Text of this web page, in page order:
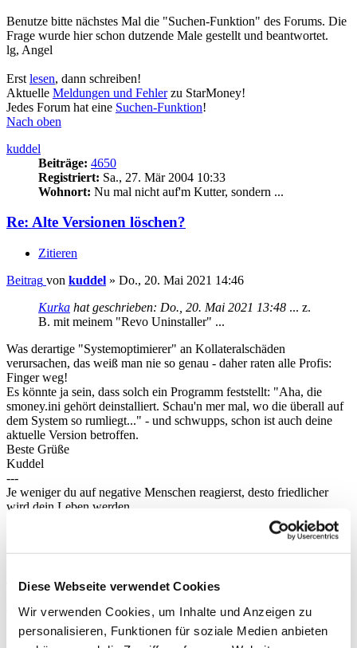
Diese Webseite verwendet Cookies
Wir verwenden Cookies, um Inhalte und Anzeigen zu
personalisieren, Funktionen für soziale Medien anbieten
Benutze bitte nächstes Mal die "Suchen-Funktion" des Forums. Die
Frage wurde hier schon dutzende Male gestellt und beantwortet.
lg, Angel
Erst lesen, dann schreiben!
Aktuelle Meldungen und Fehlerzu StarMoney!
Jedes Forum hat eine Suchen-Funktion!
Nach oben
kuddel
Beiträge: 4650
Registriert: Sa., 27. Mär 2004 10:33
Wohnort: Nu mal nicht auf'm Kutter, sondern ...
Re: Alte Versionen löschen?
Zitieren
Beitrag von kuddel » Do., 20. Mai 2021 14:46
Kurka hat geschrieben: Do., 20. Mai 2021 13:48 ... z.
B. mit meinem "Revo Uninstaller" ...
Was derartige "Systemoptimierer" an Kollateralschäden
verursachen, das weiß man nie so genau - daher raten alle Profis:
Finger weg!
Es könnte ja sein, dass solch ein Programm feststellt: "Aha, die
smoney.ini gehört deinstalliert. Schau'n mer mal, wo die überall auf
dem System so rumliegt..." - und schwupps, schon ist auch deine
aktuelle Version betroffen.
Beste Grüße
Kuddel
---
Je weniger du auf negative Menschen reagierst, desto friedlicher
wird dein Leben werden.
Kunden helfen
Adipositas
Beiträge: 1
Registriert:Mi., 10. Mär 2021 14:26